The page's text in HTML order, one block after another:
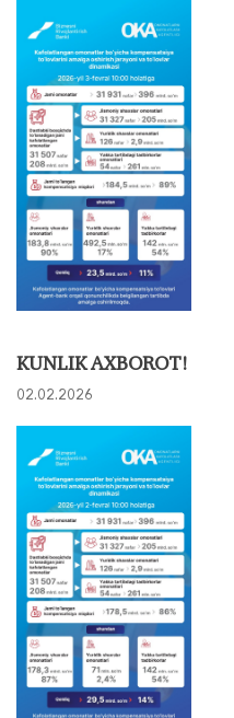
KUNLIK AXBOROT!
02.02.2026